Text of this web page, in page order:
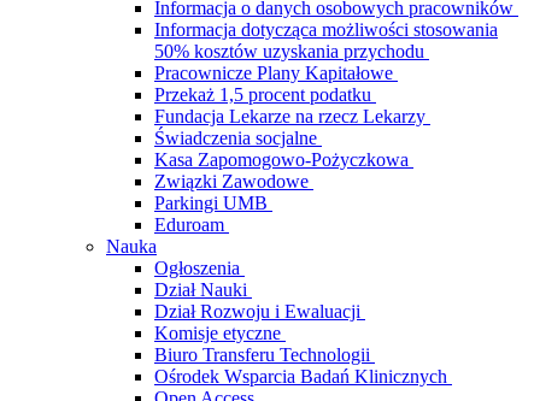
Informacja o danych osobowych pracowników
Informacja dotycząca możliwości stosowania
50% kosztów uzyskania przychodu
Pracownicze Plany Kapitałowe
Przekaż 1,5 procent podatku
Fundacja Lekarze na rzecz Lekarzy
Świadczenia socjalne
Kasa Zapomogowo-Pożyczkowa
Związki Zawodowe
Parkingi UMB
Eduroam
Nauka
Ogłoszenia
Dział Nauki
Dział Rozwoju i Ewaluacji
Komisje etyczne
Biuro Transferu Technologii
Ośrodek Wsparcia Badań Klinicznych